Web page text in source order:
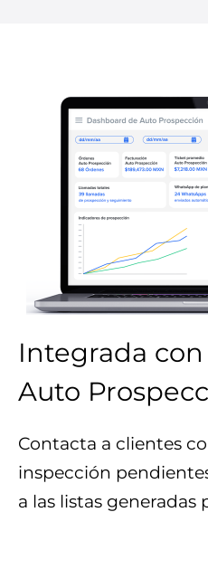
Integrada
Auto
Contacta a clientes
inspección
a las listas generadas